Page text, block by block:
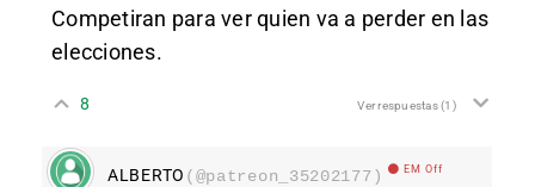
Competiran para ver quien va a perder en las
elecciones.
8 Ver respuestas(1)
ALBERTO (@patreon_35202177) EM Off